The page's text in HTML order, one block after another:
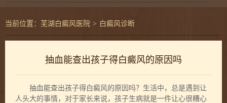
当前位置： 芜湖白癜风医院 > 白癜风诊断
抽血能查出孩子得白癜风的原因吗
抽血能查出孩子得白癜风的原因吗？生活中，总是遇到让
人头大的事情，对于家长来说，孩子生病就是一件让心很糟心